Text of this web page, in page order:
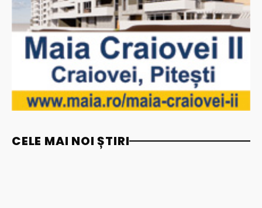
CELE MAI NOI ȘTIRI